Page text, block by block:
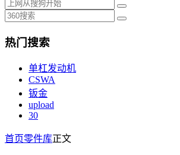
热门搜索
单杠发动机
CSWA
钣金
upload
30
首页零件库正文